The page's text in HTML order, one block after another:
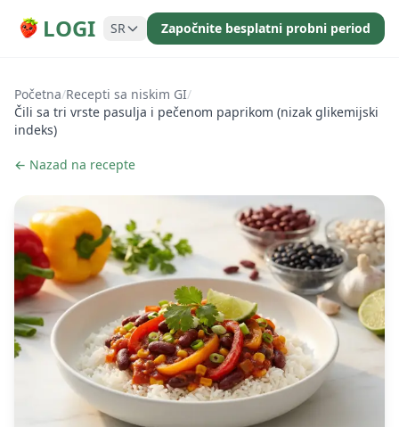
LOGI SR Započnite besplatni probni period
Početna/Recepti sa niskim GI/
Čili sa tri vrste pasulja i pečenom paprikom (nizak glikemijski
indeks)
← Nazad na recepte